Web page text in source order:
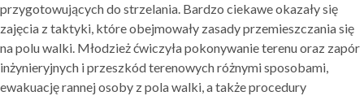
przygotowujących do strzelania. Bardzo ciekawe okazały się
zajęcia z taktyki, które obejmowały zasady przemieszczania się
na polu walki. Młodzież ćwiczyła pokonywanie terenu oraz zapór
inżynieryjnych i przeszkód terenowych różnymi sposobami,
ewakuację rannej osoby z pola walki, a także procedury